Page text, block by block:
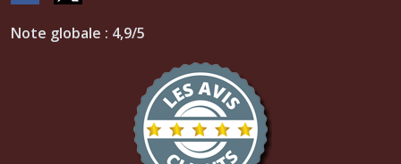
Note globale : 4,9/5